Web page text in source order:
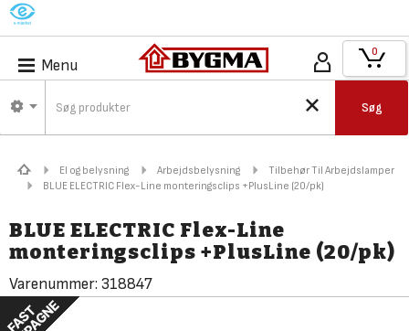
M
Menu
Søg
0
El og belysning Arbejdsbelysning
Tilbehør Til Arbejdslamper
BLUE ELECTRIC Flex-Line monteringsclips +PlusLine (20/pk)
BLUE ELECTRIC Flex-Line
monteringsclips +PlusLine (20/pk)
Varenummer: 318847